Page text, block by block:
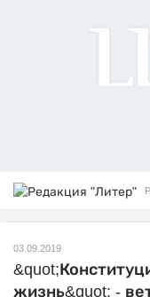
03.09.2019
жизнь&quot; -